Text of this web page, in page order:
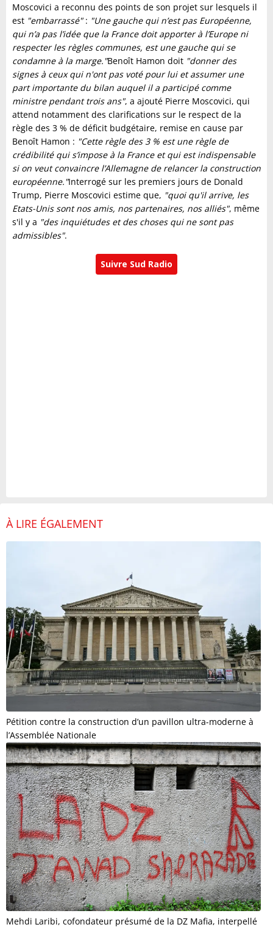
Moscovici a reconnu des points de son projet sur lesquels il
est "embarrassé": "Une gauche qui n’est pas Européenne,
qui n’a pas l’idée que la France doit apporter à l’Europe ni
respecter les règles communes, est une gauche qui se
condamne à la marge."Benoît Hamon doit "donner des
signes à ceux qui n'ont pas voté pour lui et assumer une
part importante du bilan auquel il a participé comme
ministre pendant trois ans", a ajouté Pierre Moscovici, qui
attend notamment des clarifications sur le respect de la
règle des 3 % de déficit budgétaire, remise en cause par
Benoît Hamon : "Cette règle des 3 % est une règle de
crédibilité qui s’impose à la France et qui est indispensable
si on veut convaincre l’Allemagne de relancer la construction
européenne."Interrogé sur les premiers jours de Donald
Trump, Pierre Moscovici estime que, "quoi qu'il arrive, les
Etats-Unis sont nos amis, nos partenaires, nos alliés", même
s'il y a "des inquiétudes et des choses qui ne sont pas
admissibles".
Suivre Sud Radio
À LIRE ÉGALEMENT
Pétition contre la construction d’un pavillon ultra-moderne à
l’Assemblée Nationale
Mehdi Laribi, cofondateur présumé de la DZ Mafia, interpellé